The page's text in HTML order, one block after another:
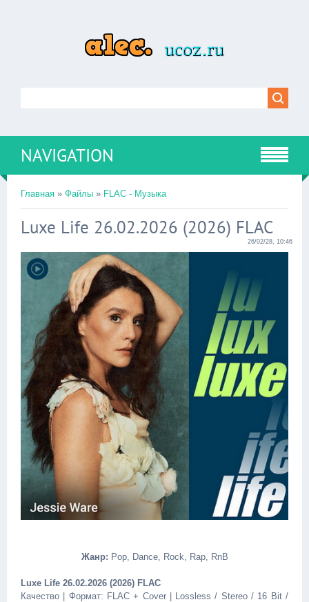
NAVIGATION
Главная » Файлы » FLAC - Музыка
Luxe Life 26.02.2026 (2026) FLAC
26/02/28, 10:46
Жанр: Pop, Dance, Rock, Rap, RnB
Luxe Life 26.02.2026 (2026) FLAC
Качество | Формат: FLAC + Cover | Lossless / Stereo / 16 Bit /